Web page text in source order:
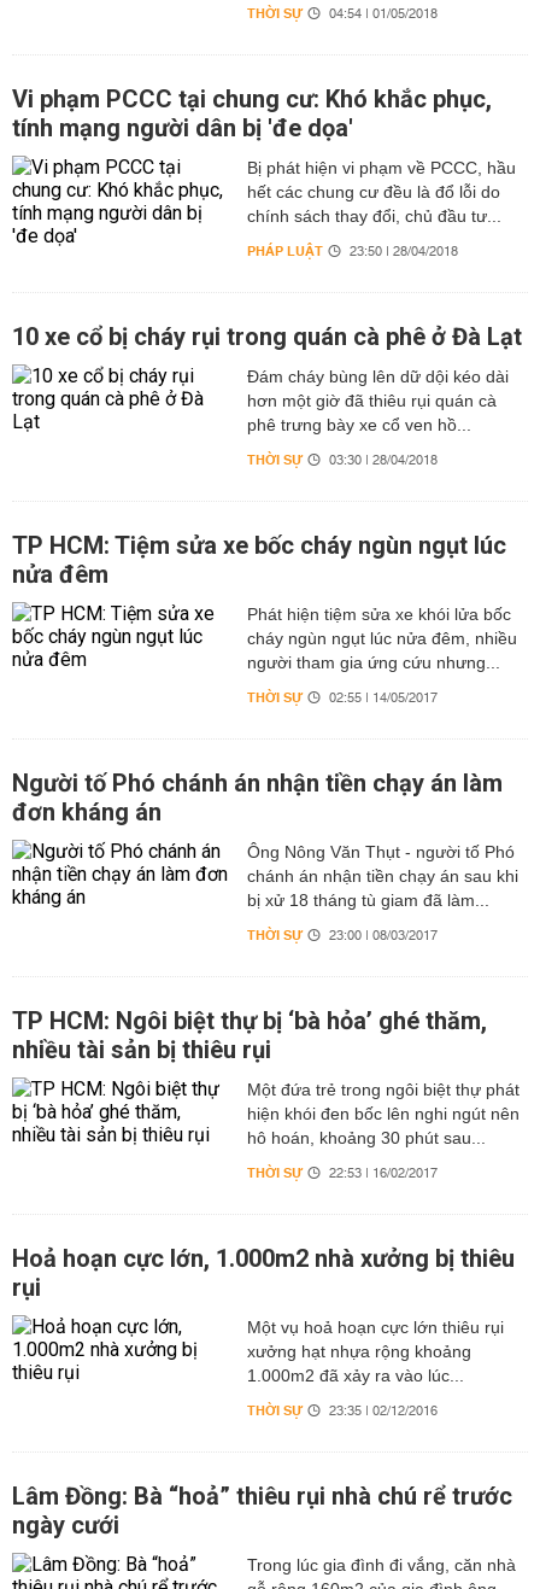
THỜI SỰ 04:54 | 01/05/2018
Vi phạm PCCC tại chung cư: Khó khắc phục,
tính mạng người dân bị 'đe dọa'
Bị phát hiện vi phạm về PCCC, hầu
hết các chung cư đều là đổ lỗi do
chính sách thay đổi, chủ đầu tư...
PHÁP LUẬT 23:50 | 28/04/2018
10 xe cổ bị cháy rụi trong quán cà phê ở Đà Lạt
Đám cháy bùng lên dữ dội kéo dài
hơn một giờ đã thiêu rụi quán cà
phê trưng bày xe cổ ven hồ...
THỜI SỰ 03:30 | 28/04/2018
TP HCM: Tiệm sửa xe bốc cháy ngùn ngụt lúc
nửa đêm
Phát hiện tiệm sửa xe khói lửa bốc
cháy ngùn ngụt lúc nửa đêm, nhiều
người tham gia ứng cứu nhưng...
THỜI SỰ 02:55 | 14/05/2017
Người tố Phó chánh án nhận tiền chạy án làm
đơn kháng án
Ông Nông Văn Thụt - người tố Phó
chánh án nhận tiền chạy án sau khi
bị xử 18 tháng tù giam đã làm...
THỜI SỰ 23:00 | 08/03/2017
TP HCM: Ngôi biệt thự bị ‘bà hỏa’ ghé thăm,
nhiều tài sản bị thiêu rụi
Một đứa trẻ trong ngôi biệt thự phát
hiện khói đen bốc lên nghi ngút nên
hô hoán, khoảng 30 phút sau...
THỜI SỰ 22:53 | 16/02/2017
Hoả hoạn cực lớn, 1.000m2 nhà xưởng bị thiêu
rụi
Một vụ hoả hoạn cực lớn thiêu rụi
xưởng hạt nhựa rộng khoảng
1.000m2 đã xảy ra vào lúc...
THỜI SỰ 23:35 | 02/12/2016
Lâm Đồng: Bà “hoả” thiêu rụi nhà chú rể trước
ngày cưới
Trong lúc gia đình đi vắng, căn nhà